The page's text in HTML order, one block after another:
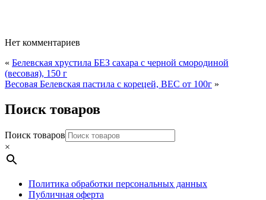
Нет комментариев
« Белевская хрустила БЕЗ сахара с черной смородиной
(весовая), 150 г
Весовая Белевская пастила с корецей, ВЕС от 100г »
Поиск товаров
Поиск товаров
×
Политика обработки персональных данных
Публичная оферта